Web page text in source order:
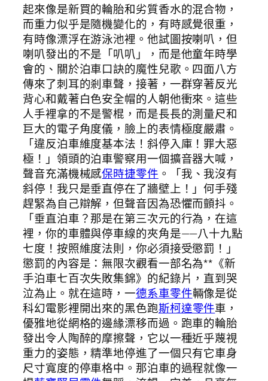
起來像是新買的輪胎和劣質香水的混合物，
而重力似乎是隨機變化的，有時感覺很重，
有時像漂浮在游泳池裡。他試圖按喇叭，但
喇叭發出的不是「叭叭」，而是他童年時學
會的、關於泊車口訣的魔性兒歌。四面八方
傳來了刺耳的剎車聲，接著，一群穿著反光
背心和戴著白色安全帽的人朝他衝來。這些
人手裡拿的不是警棍，而是長長的測量尺和
巨大的電子角度儀，臉上的表情極度嚴肅。
「違反泊車維度基本法！斜停入庫！罪大惡
極！」領頭的泊車警察用一個擴音器大喊，
聲音充滿機械感保時捷零件 。「我、我沒有
斜停！我只是垂直停在了牆壁上！」何手殘
趕緊為自己辯解，但聲音因為恐懼而顫抖。
「垂直泊車？那是在第三次元的行為，在這
裡，你的車體與停車線的夾角是——八十九點
七度！按照維度法則，你必須接受懲罰！」
懲罰的內容是：無限次觀看一部名為**《新
手泊車七百次失敗集錦》的紀錄片，直到哭
泣為止。就在這時，一德系車零件輛像是從
科幻電影裡開出來的黑色跑斯柯達零件車，
優雅地從網格的邊緣漂移而過。跑車的輪胎
發出令人陶醉的摩擦聲，它以一種近乎蔑視
重力的姿態，精準地停進了一個只有它車身
尺寸寬度的停車格中。那泊車的過程就像一